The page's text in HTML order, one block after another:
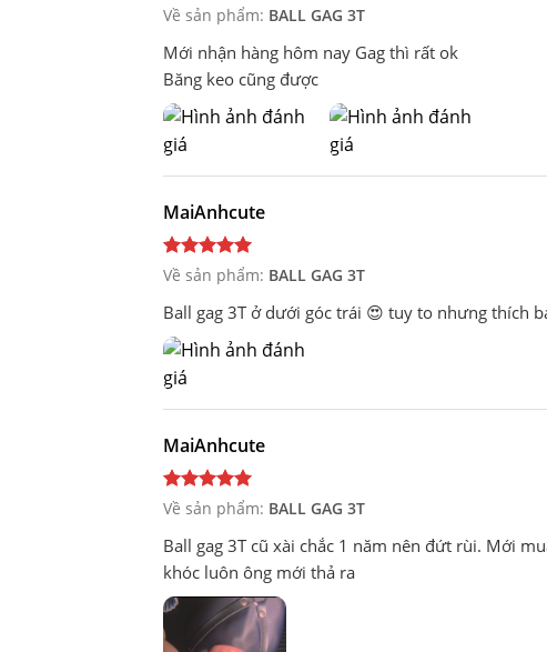
Về sản phẩm: BALL GAG 3T
Mới nhận hàng hôm nay Gag thì rất ok
Băng keo cũng được
MaiAnhcute
Về sản phẩm: BALL GAG 3T
Ball gag 3T ở dưới góc trái 😍 tuy to nhưng thích
MaiAnhcute
Về sản phẩm: BALL GAG 3T
Ball gag 3T cũ xài chắc 1 năm nên đứt rùi. Mới
khóc luôn ông mới thả ra